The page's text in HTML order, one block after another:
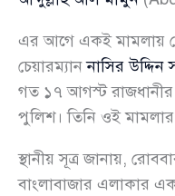
এর আগে একই মামলায়
চেয়ারম্যাননাসির উদ্দিন
গত ১৭ আগস্ট রাজধানীর
পুলিশ। তিনি ওই
স্থানীয় সূত্র জানায়,
বাংলাবাজার এলাকার